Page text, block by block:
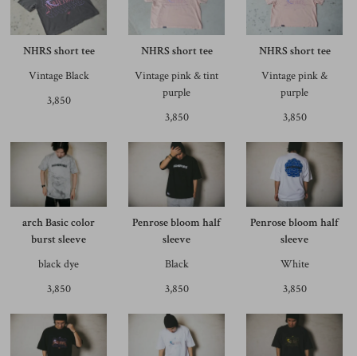
NHRS short tee
Vintage Black
3,850
NHRS short tee
Vintage pink & tint
purple
3,850
NHRS short tee
Vintage pink &
purple
3,850
arch Basic color
burst sleeve
black dye
3,850
Penrose bloom half
sleeve
Black
3,850
Penrose bloom half
sleeve
White
3,850